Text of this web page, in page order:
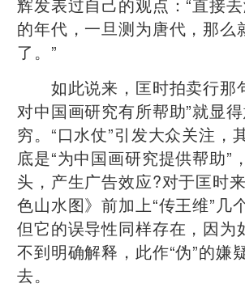
的年代，一旦测为唐代，那么
了。”
如此说来，匡时拍卖行那
对中国画研究有所帮助”就显
穷。“口水仗”引发大众关注，
底是“为中国画研究提供帮助”
头，产生广告效应?对于匡时
色山水图》前加上“传王维”几
但它的误导性同样存在，因为
不到明确解释，此作“伪”的嫌
去。